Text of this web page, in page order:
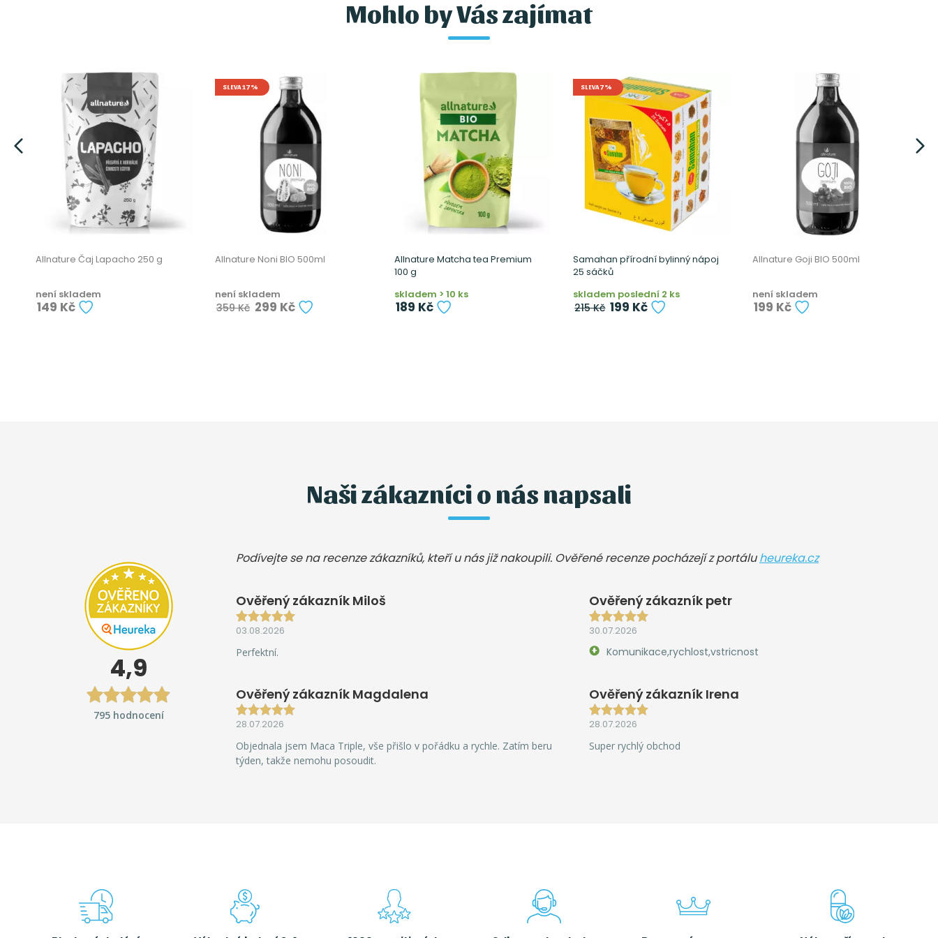
Mohlo by Vás zajímat
Allnature Čaj Lapacho 250 g
není skladem
149 Kč
SLEVA 17%
Allnature Noni BIO 500ml
není skladem
359 Kč 299 Kč
Allnature Matcha tea Premium
100 g
skladem > 10 ks
189 Kč
SLEVA 7%
Samahan přírodní bylinný nápoj
25 sáčků
skladem poslední 2 ks
215 Kč 199 Kč
Allnature Goji BIO 500ml
není skladem
199 Kč
Naši zákazníci o nás napsali
4,9
795 hodnocení
Podívejte se na recenze zákazníků, kteří u nás již nakoupili. Ověřené recenze pocházejí z portáluheureka.cz
Ověřený zákazník Miloš
03.08.2026
Perfektní.
Ověřený zákazník petr
30.07.2026
Komunikace,rychlost,vstricnost
Ověřený zákazník Magdalena
28.07.2026
Objednala jsem Maca Triple, vše přišlo v pořádku a rychle. Zatím beru
týden, takže nemohu posoudit.
Ověřený zákazník Irena
28.07.2026
Super rychlý obchod